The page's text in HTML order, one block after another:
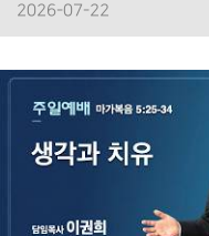
2026-07-22